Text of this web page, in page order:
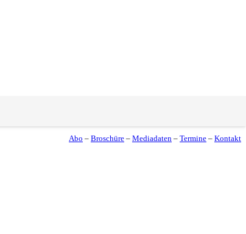
Abo – Broschüre – Mediadaten – Termine – Kontakt